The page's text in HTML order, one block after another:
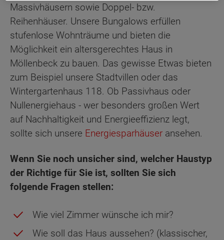
Massivhäusern sowie Doppel- bzw.
Reihenhäuser. Unsere Bungalows erfüllen
stufenlose Wohnträume und bieten die
Möglichkeit ein altersgerechtes Haus in
Möllenbeck zu bauen. Das gewisse Etwas bieten
zum Beispiel unsere Stadtvillen oder das
Wintergartenhaus 118. Ob Passivhaus oder
Nullenergiehaus - wer besonders großen Wert
auf Nachhaltigkeit und Energieeffizienz legt,
sollte sich unsere Energiesparhäuser ansehen.
Wenn Sie noch unsicher sind, welcher Haustyp
der Richtige für Sie ist, sollten Sie sich
folgende Fragen stellen:
Wie viel Zimmer wünsche ich mir?
Wie soll das Haus aussehen? (klassischer,